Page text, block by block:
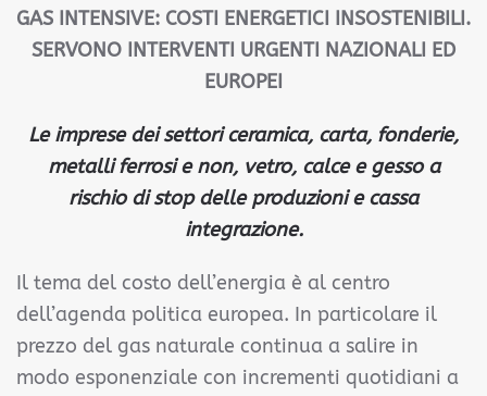
GAS INTENSIVE: COSTI ENERGETICI INSOSTENIBILI.
SERVONO INTERVENTI URGENTI NAZIONALI ED
EUROPEI
Le imprese dei settori ceramica, carta, fonderie,
metalli ferrosi e non, vetro, calce e gesso a
rischio di stop delle produzioni e cassa
integrazione.
Il tema del costo dell’energia è al centro
dell’agenda politica europea. In particolare il
prezzo del gas naturale continua a salire in
modo esponenziale con incrementi quotidiani a